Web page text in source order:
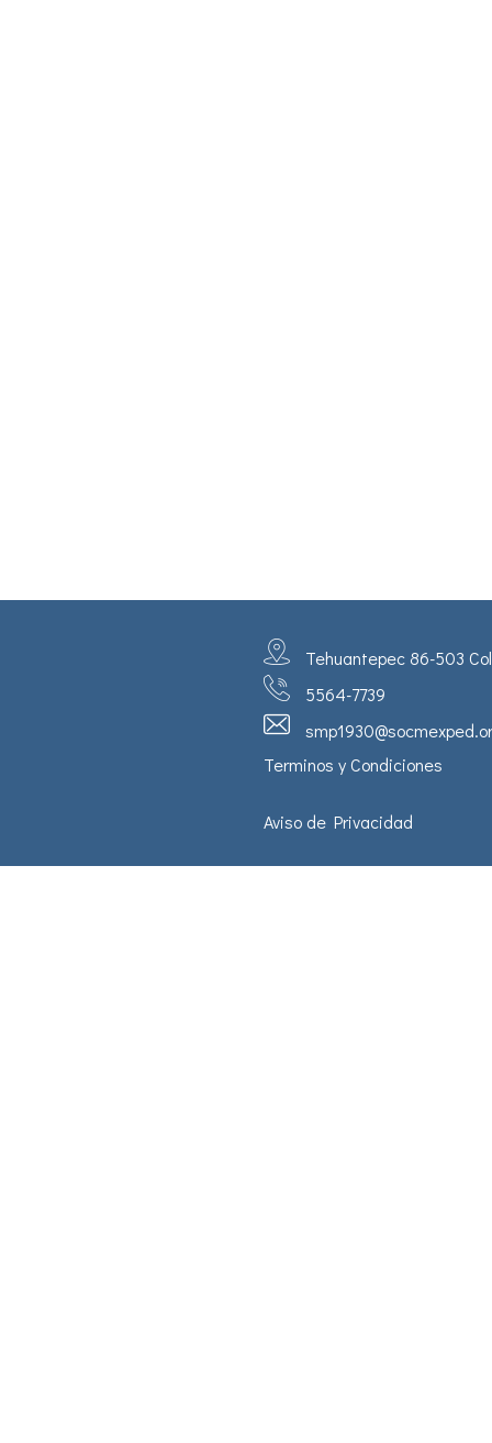
Tehuantepec 86-503
5564-7739
Terminos y Condiciones
Aviso de Privacidad